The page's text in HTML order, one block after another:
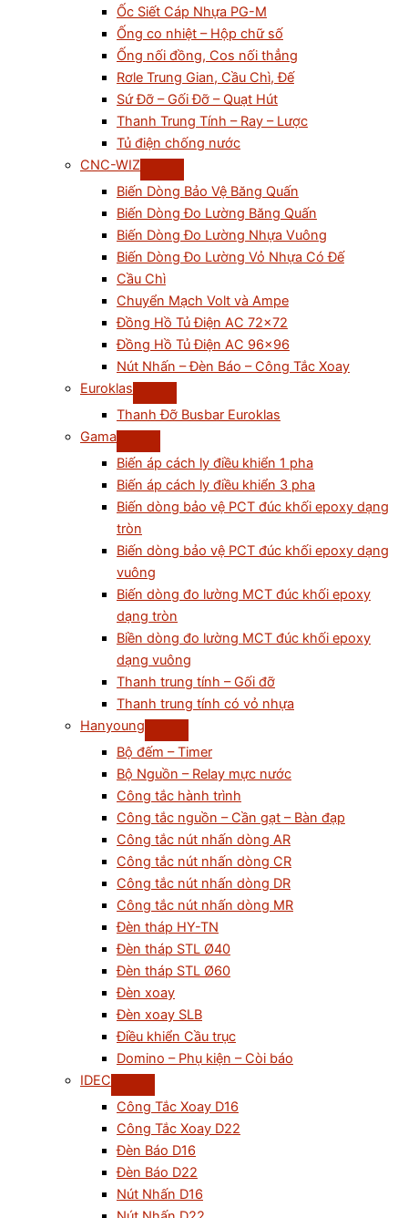
Ốc Siết Cáp Nhựa PG-M
Ống co nhiệt – Hộp chữ số
Ống nối đồng, Cos nối thẳng
Rơle Trung Gian, Cầu Chì, Đế
Sứ Đỡ – Gối Đỡ – Quạt Hút
Thanh Trung Tính – Ray – Lược
Tủ điện chống nước
CNC-WIZ
Biến Dòng Bảo Vệ Băng Quấn
Biến Dòng Đo Lường Băng Quấn
Biến Dòng Đo Lường Nhựa Vuông
Biến Dòng Đo Lường Vỏ Nhựa Có Đế
Cầu Chì
Chuyển Mạch Volt và Ampe
Đồng Hồ Tủ Điện AC 72×72
Đồng Hồ Tủ Điện AC 96×96
Nút Nhấn – Đèn Báo – Công Tắc Xoay
Euroklas
Thanh Đỡ Busbar Euroklas
Gama
Biến áp cách ly điều khiển 1 pha
Biến áp cách ly điều khiển 3 pha
Biến dòng bảo vệ PCT đúc khối epoxy dạng
tròn
Biến dòng bảo vệ PCT đúc khối epoxy dạng
vuông
Biến dòng đo lường MCT đúc khối epoxy
dạng tròn
Biền dòng đo lường MCT đúc khối epoxy
dạng vuông
Thanh trung tính – Gối đỡ
Thanh trung tính có vỏ nhựa
Hanyoung
Bộ đếm – Timer
Bộ Nguồn – Relay mực nước
Công tắc hành trình
Công tắc nguồn – Cần gạt – Bàn đạp
Công tắc nút nhấn dòng AR
Công tắc nút nhấn dòng CR
Công tắc nút nhấn dòng DR
Công tắc nút nhấn dòng MR
Đèn tháp HY-TN
Đèn tháp STL Ø40
Đèn tháp STL Ø60
Đèn xoay
Đèn xoay SLB
Điều khiển Cầu trục
Domino – Phụ kiện – Còi báo
IDEC
Công Tắc Xoay D16
Công Tắc Xoay D22
Đèn Báo D16
Đèn Báo D22
Nút Nhấn D16